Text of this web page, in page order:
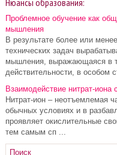
Нюансы образования:
Проблемное обучение как
мышления
В результате более или
технических задач
мышления, выражающаяся в
действительности, в особом
Взаимодействие нитрат-
Нитрат-ион – неотъемлемая
обычных условиях и в
проявляет окислительные
тем самым сп ...